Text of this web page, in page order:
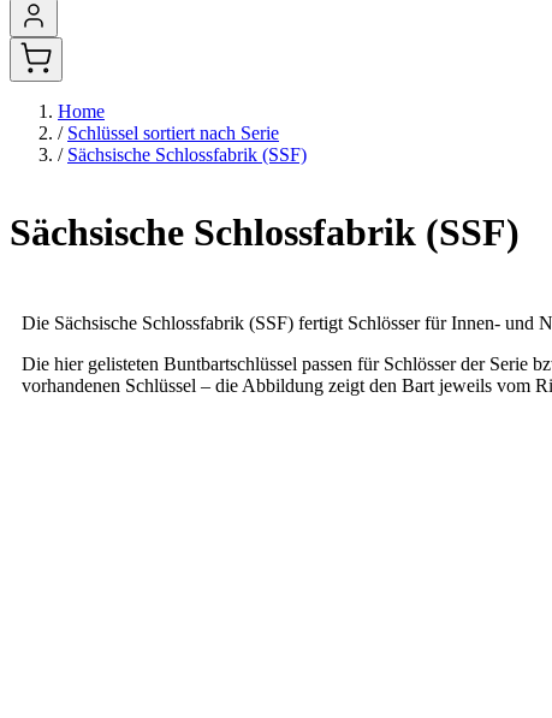
Home
/ Schlüssel sortiert nach Serie
/ Sächsische Schlossfabrik (SSF)
Sächsische Schlossfabrik (SSF)
Die Sächsische Schlossfabrik (SSF) fertigt Schlösser für Innen- und
Die hier gelisteten Buntbartschlüssel passen für Schlösser der Serie
vorhandenen Schlüssel – die Abbildung zeigt den Bart jeweils vom